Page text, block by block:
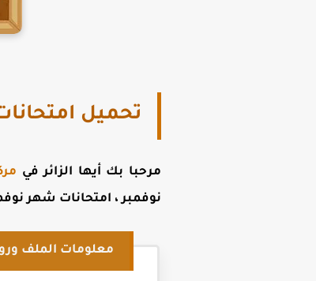
تحميل
مرحبا بك أيها الزائر في
نوفمبر ، امتحانات شهر
معلومات الملف